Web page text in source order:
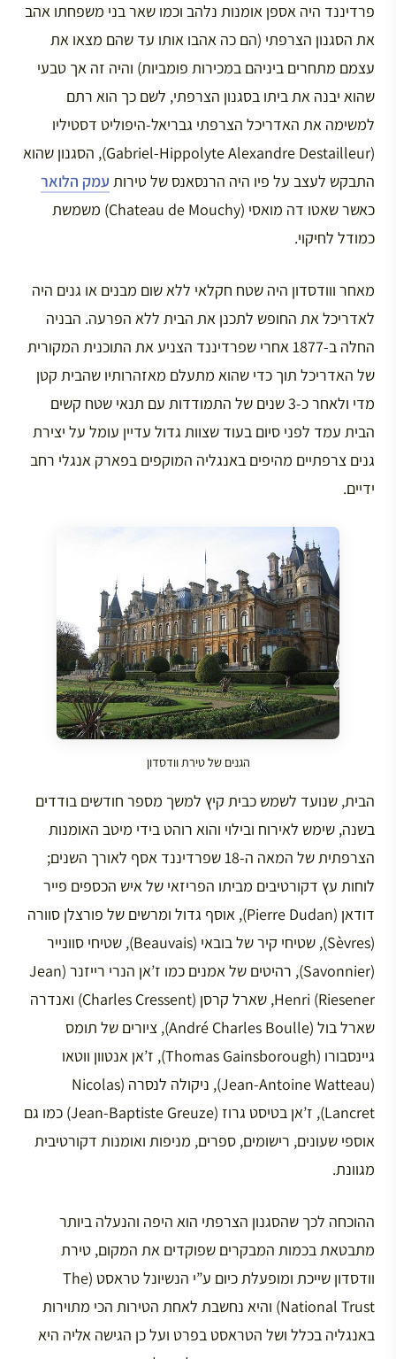
פרדיננד היה אספן אומנות נלהב וכמו שאר בני משפחתו אהב
את הסגנון הצרפתי (הם כה אהבו אותו עד שהם מצאו את
עצמם מתחרים ביניהם במכירות פומביות) והיה זה אך טבעי
שהוא יבנה את ביתו בסגנון הצרפתי, לשם כך הוא רתם
למשימה את האדריכל הצרפתי גבריאל-היפוליט דסטיליו
(Gabriel-Hippolyte Alexandre Destailleur), הסגנון שהוא
התבקש לעצב על פיו היה הרנסאנס של טירות עמק הלואר
כאשר שאטו דה מואסי (Chateau de Mouchy) משמשת
כמודל לחיקוי.
מאחר ווודסדון היה שטח חקלאי ללא שום מבנים או גנים היה
לאדריכל את החופש לתכנן את הבית ללא הפרעה. הבניה
החלה ב-1877 אחרי שפרדיננד הצניע את התוכנית המקורית
של האדריכל תוך כדי שהוא מתעלם מאזהרותיו שהבית קטן
מדי ולאחר כ-3 שנים של התמודדות עם תנאי שטח קשים
הבית עמד לפני סיום בעוד שצוות גדול עדיין עומל על יצירת
גנים צרפתיים מהיפים באנגליה המוקפים בפארק אנגלי רחב
ידיים.
הגנים של טירת וודסדון
הבית, שנועד לשמש כבית קיץ למשך מספר חודשים בודדים
בשנה, שימש לאירוח ובילוי והוא רוהט בידי מיטב האומנות
הצרפתית של המאה ה-18 שפרדיננד אסף לאורך השנים;
לוחות עץ דקורטיבים מביתו הפריזאי של איש הכספים פייר
דודאן (Pierre Dudan), אוסף גדול ומרשים של פורצלן סוורה
(Sèvres), שטיחי קיר של בובאי (Beauvais), שטיחי סוונייר
(Savonnier), רהיטים של אמנים כמו ז’אן הנרי רייזנר (Jean
Henri (Riesener, שארל קרסן (Charles Cressent) ואנדרה
שארל בול (André Charles Boulle), ציורים של תומס
גיינסבורו (Thomas Gainsborough), ז’אן אנטוון ווטאו
(Jean-Antoine Watteau), ניקולה לנסרה (Nicolas
Lancret), ז’אן בטיסט גרוז (Jean-Baptiste Greuze) כמו גם
אוספי שעונים, רישומים, ספרים, מניפות ואומנות דקורטיבית
מגוונת.
ההוכחה לכך שהסגנון הצרפתי הוא היפה והנעלה ביותר
מתבטאת בכמות המבקרים שפוקדים את המקום, טירת
וודסדון שייכת ומופעלת כיום ע”י הנשיונל טראסט (The
National Trust) והיא נחשבת לאחת הטירות הכי מתוירות
באנגליה בכלל ושל הטראסט בפרט ועל כן הגישה אליה היא